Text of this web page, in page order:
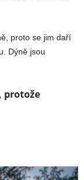
proto se jim daří
Dýně jsou
protože